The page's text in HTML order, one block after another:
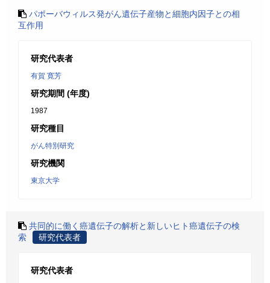
パポーバウィルス発がん遺伝子産物と細胞内因子との相
互作用
研究代表者
有賀 寛芳
研究期間 (年度)
1987
研究種目
がん特別研究
研究機関
東京大学
共同的に働く癌遺伝子の解析と新しいヒト癌遺伝子の検
索
研究代表者
研究代表者